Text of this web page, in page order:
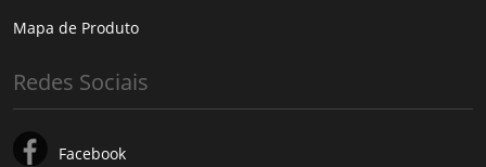
Mapa de Produto
Redes Sociais
Facebook